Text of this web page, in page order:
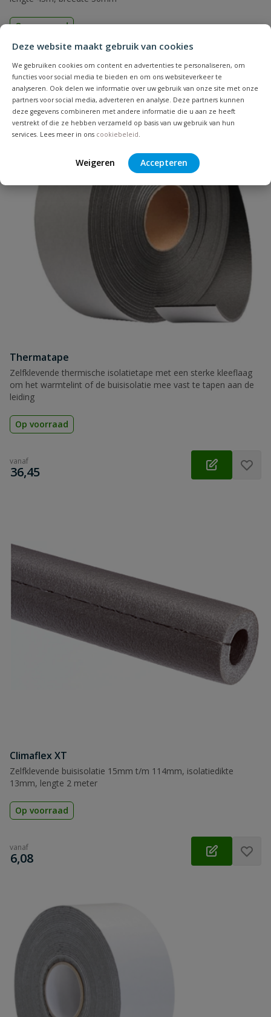
Deze website maakt gebruik van cookies
We gebruiken cookies om content en advertenties te personaliseren, om
functies voor social media te bieden en om ons websiteverkeer te
analyseren. Ook delen we informatie over uw gebruik van onze site met onze
partners voor social media, adverteren en analyse. Deze partners kunnen
deze gegevens combineren met andere informatie die u aan ze heeft
verstrekt of die ze hebben verzameld op basis van uw gebruik van hun
services. Lees meer in ons cookiebeleid.
Weigeren Accepteren
Op voorraad
vanaf
€17,06
Thermatape
Zelfklevende thermische isolatietape met een sterke kleeflaag
om het warmtelint of de buisisolatie mee vast te tapen aan de
leiding
Op voorraad
vanaf
€
36,45
Climaflex XT
Zelfklevende buisisolatie 15mm t/m 114mm, isolatiedikte
13mm, lengte 2 meter
Op voorraad
vanaf
€
6,08